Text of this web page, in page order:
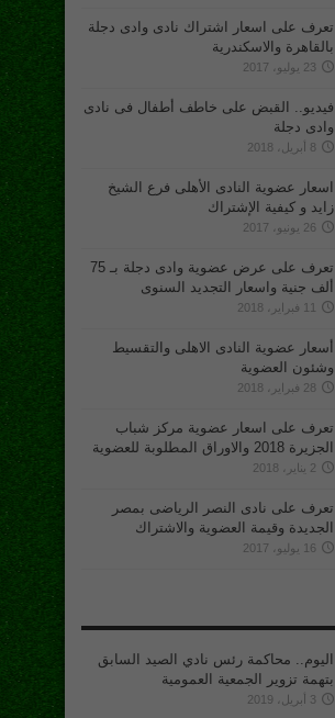
تعرف على اسعار اشتراك نادى وادى دجلة
بالقاهرة والاسكندرية
23 يوليو، 2017
فيديو.. القبض على خاطف أطفال فى نادى
وادى دجلة
8 أبريل، 2018
اسعار عضوية النادى الأهلى فرع الشيخ
زايد و كيفية الإشتراك
26 يونيو، 2017
تعرف على عرض عضوية وادى دجلة بـ 75
ألف جنية واسعار التجديد السنوى
11 فبراير، 2018
أسعار عضوية النادى الاهلى والتقسيط
وشئون العضوية
28 فبراير، 2018
تعرف على اسعار عضوية مركز شباب
الجزيرة 2018 والاوراق المطلوبة للعضوية
2 يناير، 2018
تعرف على نادى النصر الرياضى بمصر
الجديدة وقيمة العضوية والاشتراك
16 يوليو، 2017
اليوم.. محاكمة رئس نادي الصيد السابق
بتهمة تزوير الجمعية العمومية
3 أبريل، 2019